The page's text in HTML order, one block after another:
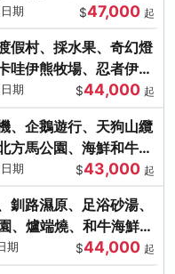
期 $47,000 起
假村、採水果、奇幻燈
哇伊熊牧場、忍者伊達
期 $44,000 起
、企鵝遊行、天狗山纜
方馬公園、海鮮和牛螃
期 $43,000 起
路濕原、足浴砂湯、
、爐端燒、和牛海鮮螃
期 $44,000 起